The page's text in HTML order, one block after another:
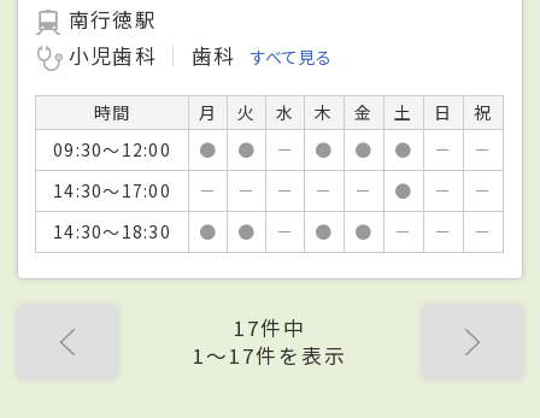
南行徳駅
小児歯科
歯科 すべて見る
時間 月 火 水 木 金 土 日
祝
09:30～12:00
● ● － ● ● ● －
－
14:30～17:00
－ － － － － ● －
－
14:30～18:30
● ● － ● ● － － －
17件中
1〜17件を表示